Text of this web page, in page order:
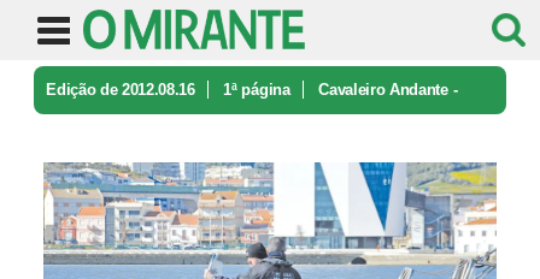
Edição de 2012.08.16 1ª página Cavaleiro Andante -